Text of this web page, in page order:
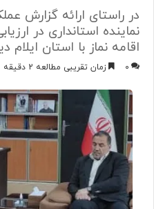
اقامه نماز با استان ایلام
0 زمان تقریبی مطالعه 2 دقیقه